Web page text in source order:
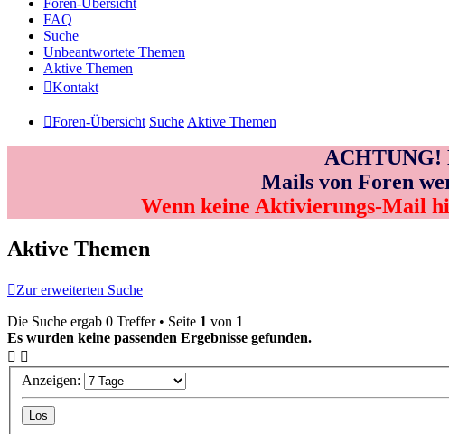
FAQ
Suche
Unbeantwortete Themen
Aktive Themen
Kontakt
Foren-Übersicht Suche Aktive Themen
ACHTUNG!
Mails von Foren
Wenn keine Aktivierungs-Mail
Aktive Themen
Zur erweiterten Suche
Die Suche ergab 0 Treffer • Seite 1 von 1
Es wurden keine passenden Ergebnisse gefunden.
Anzeigen: